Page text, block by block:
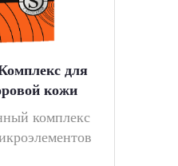
для
кожи
комплекс